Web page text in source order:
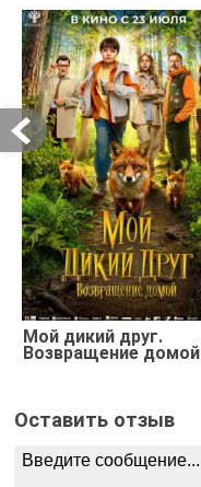
Мой дикий друг.
Возвращение домой
Оставить отзыв